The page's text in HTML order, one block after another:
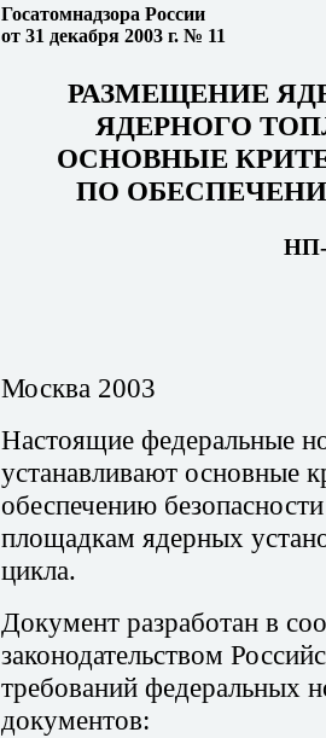
Госатомнадзора России
от 31 декабря 2003 г. № 11
РАЗМЕЩЕНИЕ
ЯДЕРНОГО
ОСНОВНЫЕ
ПО
НП-
Москва 2003
Настоящие федеральные
устанавливают основные
обеспечению
площадкам ядерных
цикла.
Документ разработан в
законодательством
требований федеральных
документов: